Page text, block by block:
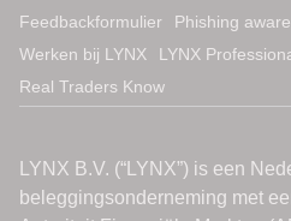
Feedbackformulier
Phishing
Werken bij LYNX
LYNX
Real Traders Know